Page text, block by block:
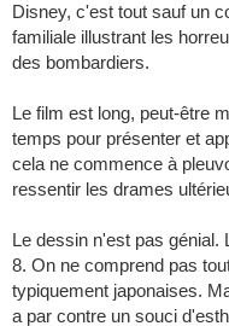
Disney, c'est tout sauf un
familiale illustrant les
des bombardiers.
Le film est long, peut-être
temps pour présenter et
cela ne commence à
ressentir les drames
Le dessin n'est pas génial.
8. On ne comprend pas
typiquement japonaises.
a par contre un souci